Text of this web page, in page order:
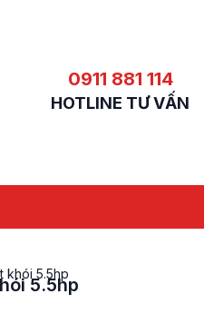
0911 881 114
HOTLINE TƯ VẤN
khói 5.5hp
5.5hp